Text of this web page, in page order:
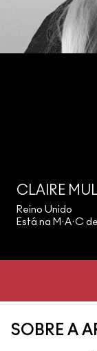
CLAIRE
Reino Unido
Está na M·A·C
SOBRE A